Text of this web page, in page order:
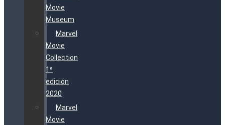
Movie
Museum
Marvel
Movie
Collection
1ª
edición
2020
Marvel
Movie